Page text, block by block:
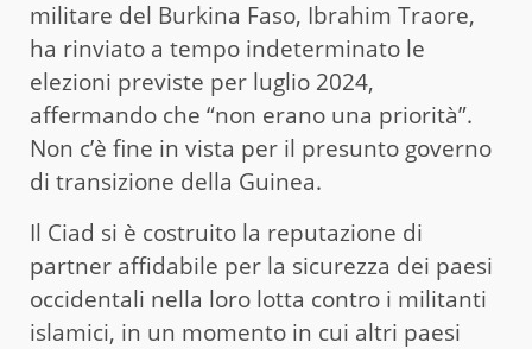
militare del Burkina Faso, Ibrahim Traore,
ha rinviato a tempo indeterminato le
elezioni previste per luglio 2024,
affermando che “non erano una priorità”.
Non c’è fine in vista per il presunto governo
di transizione della Guinea.
Il Ciad si è costruito la reputazione di
partner affidabile per la sicurezza dei paesi
occidentali nella loro lotta contro i militanti
islamici, in un momento in cui altri paesi